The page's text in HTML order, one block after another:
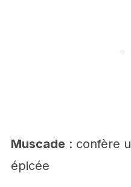
Muscade : confère
épicée